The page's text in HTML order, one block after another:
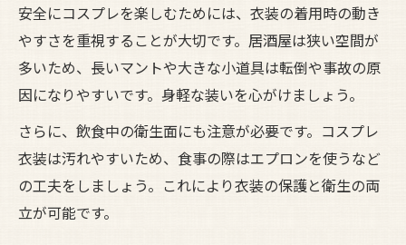
安全にコスプレを楽しむためには、衣装の着用時の動き
やすさを重視することが大切です。居酒屋は狭い空間が
多いため、長いマントや大きな小道具は転倒や事故の原
因になりやすいです。身軽な装いを心がけましょう。
さらに、飲食中の衛生面にも注意が必要です。コスプレ
衣装は汚れやすいため、食事の際はエプロンを使うなど
の工夫をしましょう。これにより衣装の保護と衛生の両
立が可能です。